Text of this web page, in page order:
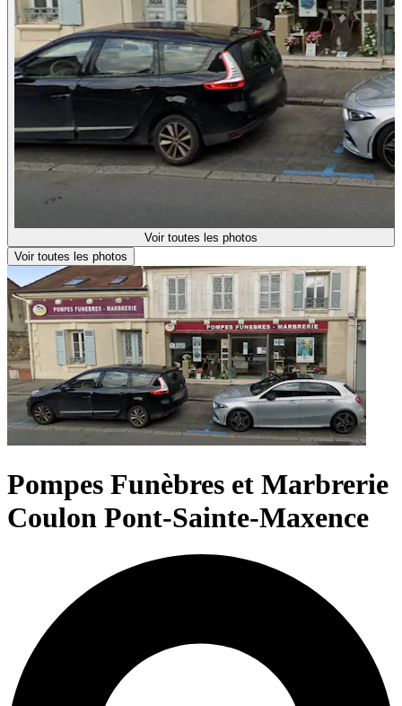
Voir toutes les photos
Voir toutes les photos
Pompes Funèbres et Marbrerie
Coulon Pont-Sainte-Maxence